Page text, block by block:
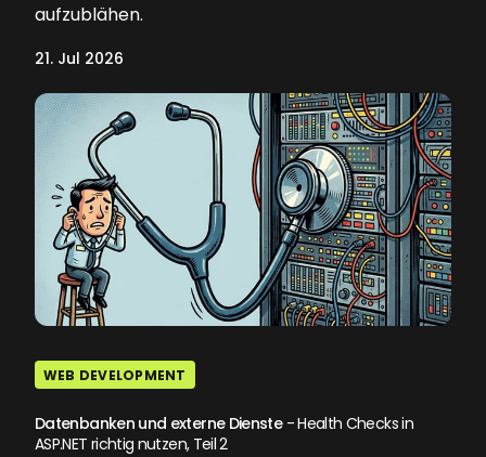
aufzublähen.
21. Jul 2026
WEB DEVELOPMENT
Datenbanken und externe Dienste - Health Checks in
ASP.NET richtig nutzen, Teil 2